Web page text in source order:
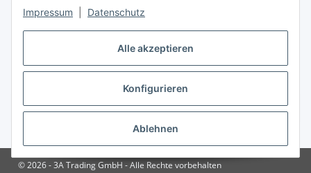
Alle akzeptieren
Konfigurieren
Ablehnen
Impressum Datenschutz
Versandinformationen
Vertrag widerrufen
* Alle Preise inkl. gesetzlicher USt., zzgl.Versand
© 2026 - 3A Trading GmbH - Alle Rechte vorbehalten